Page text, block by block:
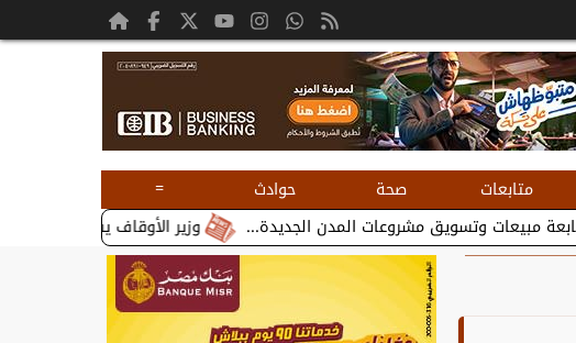
متابعات صحة حوادث
=
وزير الأوقاف يستقبل بطريرك الأقباط